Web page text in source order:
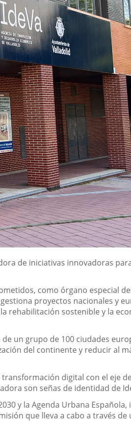
de iniciativas innovadoras
como órgano especial
proyectos nacionales y
rehabilitación sostenible y la
un grupo de 100 ciudades
del continente y reducir al
digital con el eje
son señas de identidad de
y la Agenda Urbana Española,
que lleva a cabo a través de